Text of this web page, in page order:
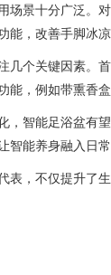
场景十分广泛。
能，改善手脚冰
几个关键因素。
能，例如带熏香
，智能足浴盆有
智能养身融入日常
表，不仅提升了